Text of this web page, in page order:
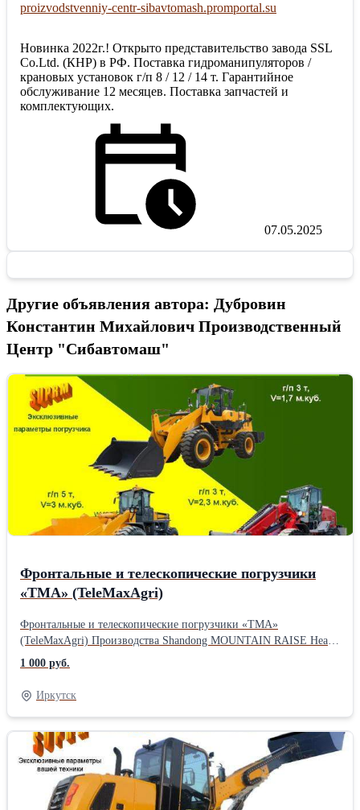
proizvodstvenniy-centr-sibavtomash.promportal.su
Новинка 2022г.! Открыто представительство завода SSL
Co.Ltd. (КНР) в РФ. Поставка гидроманипуляторов /
крановых установок г/п 8 / 12 / 14 т. Гарантийное
обслуживание 12 месяцев. Поставка запчастей и
комплектующих.
07.05.2025
Другие объявления автора: Дубровин
Константин Михайлович Производственный
Центр "Сибавтомаш"
Фронтальные и телескопические погрузчики
«TMA» (TeleMaxAgri)
Фронтальные и телескопические погрузчики «TMA»
(TeleMaxAgri) Производства Shandong MOUNTAIN RAISE Heavy
Industry Machinery Co., Ltd. (КНР), поставщика погрузочной
техники на рынки Северной и Южной Америки, Западной
и Восточной Европы, а также Африки. Преимущества
указанных погрузчиков: проверенная конструкция от обычного
фронтального погрузчика, коробка “powershift”, дизель
«WEICHAI» на механической аппаратуре, просторная кабина,
много полезных в работе доп. опций, повышенная
маневренность за счет шарнирно-сочлененной рамы. К
недостаткам этих моделей можно отнести: большие габариты
(высота > 3 м), недостаточный размер стрелы (длина < 6 м), по
1 000 руб.
Иркутск